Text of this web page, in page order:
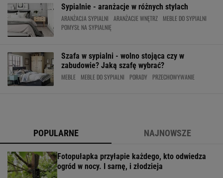
Sypialnie - aranżacje w różnych stylach
ARANŻACJA SYPIALNI ARANŻACJE WNĘTRZ
MEBLE DO SYPIALNI
POMYSŁ NA SYPIALNIĘ
Szafa w sypialni - wolno stojąca czy w
zabudowie? Jaką szafę wybrać?
MEBLE MEBLE DO SYPIALNI PORADY PRZECHOWYWANIE
POPULARNE NAJNOWSZE
Fotopułapka przyłapie każdego, kto odwiedza
ogród w nocy. I sarnę, i złodzieja